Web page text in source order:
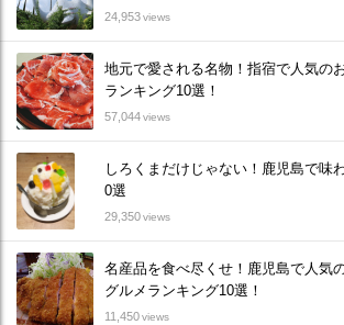
24,953views
地元で愛される名物！指宿で人気の
ランキング10選！
57,044views
しろくまだけじゃない！鹿児島で味
0選
29,350views
名産品を食べ尽くせ！鹿児島で人気
グルメランキング10選！
11,450views